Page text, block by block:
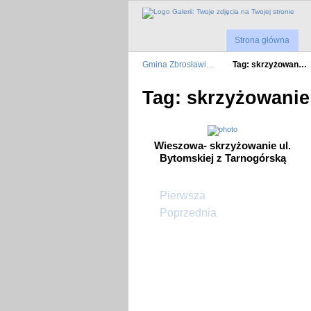
Strona główna
Gmina Zbrosławi… Tag: skrzyżowan…
Tag: skrzyżowanie
Wieszowa- skrzyżowanie ul.
Bytomskiej z Tarnogórską
Pierwsza
Poprzednia